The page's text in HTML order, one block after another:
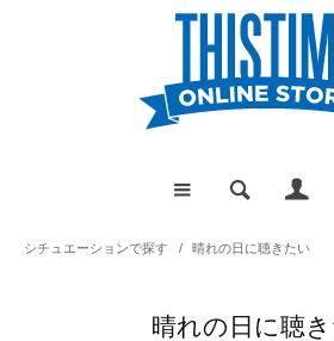
シチュエーションで探す / 晴れの日に聴きたい
晴れの日に聴